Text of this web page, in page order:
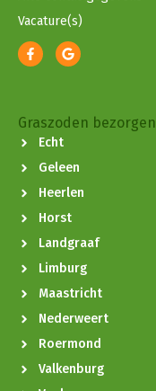
Vacature(s)
Graszoden bezorgen
Echt
Geleen
Heerlen
Horst
Landgraaf
Limburg
Maastricht
Nederweert
Roermond
Valkenburg